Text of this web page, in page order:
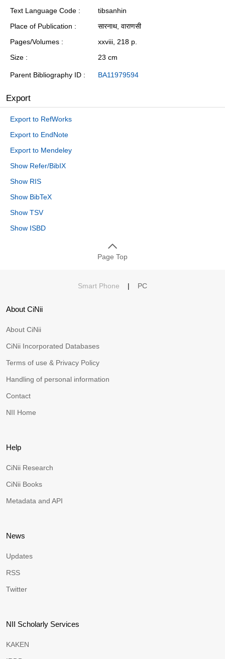
Text Language Code
tibsanhin
Place of Publication
सारनाथ, वाराणसी
Pages/Volumes
xxviii, 218 p.
Size
23 cm
Parent Bibliography ID BA11979594
Export
Export to RefWorks
Export to EndNote
Export to Mendeley
Show Refer/BibIX
Show RIS
Show BibTeX
Show TSV
Show ISBD
Page Top
Smart Phone | PC
About CiNii
About CiNii
CiNii Incorporated Databases
Terms of use & Privacy Policy
Handling of personal information
Contact
NII Home
Help
CiNii Research
CiNii Books
Metadata and API
News
Updates
RSS
Twitter
NII Scholarly Services
KAKEN